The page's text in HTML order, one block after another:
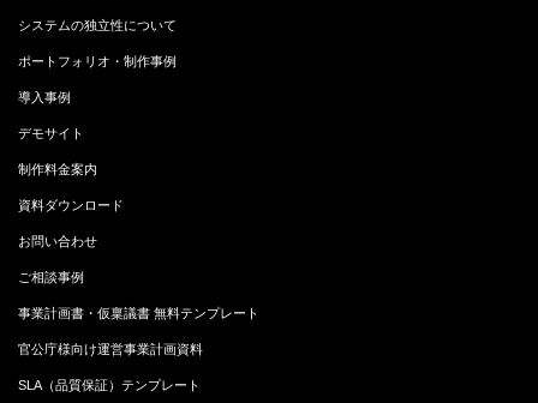
システムの独立性について
ポートフォリオ・制作事例
導入事例
デモサイト
制作料金案内
資料ダウンロード
お問い合わせ
ご相談事例
事業計画書・仮稟議書 無料テンプレート
官公庁様向け運営事業計画資料
SLA（品質保証）テンプレート